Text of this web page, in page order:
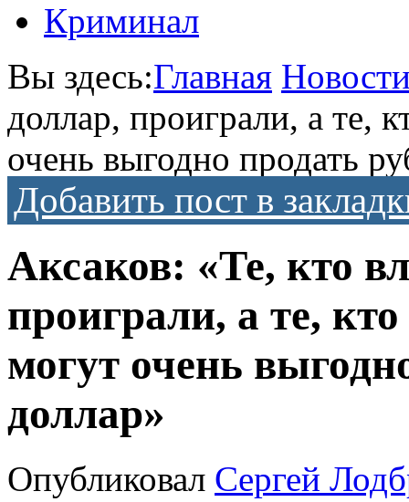
Криминал
Вы здесь:Главная
доллар, проиграли, а те,
очень выгодно продать
Добавить пост в
Аксаков: «Те, кто
проиграли, а те,
могут очень
доллар»
Опубликовал Сергей